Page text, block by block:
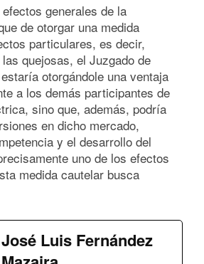
generales de la
de otorgar una medida
particulares, es decir,
quejosas, el Juzgado de
otorgándole una ventaja
a los demás participantes de
sino que, además, podría
en dicho mercado,
y el desarrollo del
uno de los efectos
medida cautelar busca
José Luis Fernández